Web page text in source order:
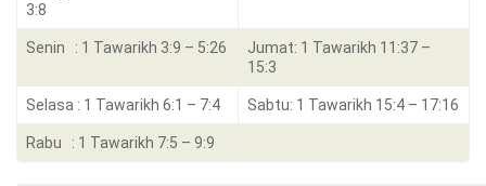
3:8
Senin : 1 Tawarikh 3:9 – 5:26
Jumat: 1 Tawarikh 11:37 –
15:3
Selasa : 1 Tawarikh 6:1 – 7:4 Sabtu: 1 Tawarikh 15:4 – 17:16
Rabu : 1 Tawarikh 7:5 – 9:9